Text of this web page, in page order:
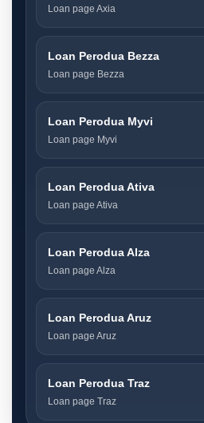
Loan page Axia
Loan Perodua Bezza
Loan page Bezza
Loan Perodua Myvi
Loan page Myvi
Loan Perodua Ativa
Loan page Ativa
Loan Perodua Alza
Loan page Alza
Loan Perodua Aruz
Loan page Aruz
Loan Perodua Traz
Loan page Traz